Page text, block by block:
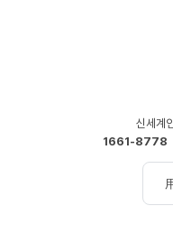
신세계
1661-8778